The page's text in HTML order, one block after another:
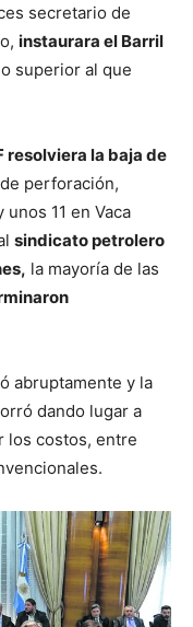
secretario de
instaurara el Barril
superior al que
resolviera la baja de
perforación,
unos 11 en Vaca
sindicato petrolero
la mayoría de las
abruptamente y la
dando lugar a
los costos, entre